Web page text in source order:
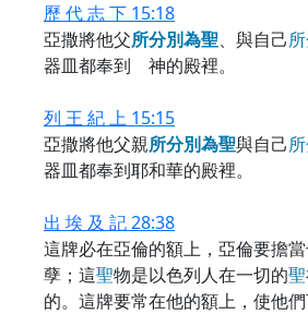
歷 代 志 下 15:18
亞撒將他父所分別為聖、與自己所
器皿都奉到 神的殿裡。
列 王 紀 上 15:15
亞撒將他父親所分別為聖與自己所
器皿都奉到耶和華的殿裡。
出 埃 及 記 28:38
這牌必在亞倫的額上，亞倫要擔
孽；這聖物是以色列人在一切的聖
的。這牌要常在他的額上，使他